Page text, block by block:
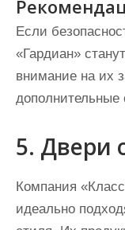
Если
«Гардиан»
внимание на их
дополнительные
5. Двери
Компания
идеально